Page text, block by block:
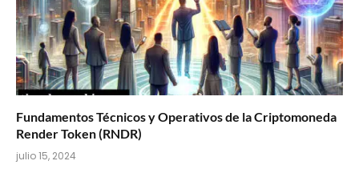
Fundamentos Técnicos y Operativos de la Criptomoneda
Render Token (RNDR)
julio 15, 2024